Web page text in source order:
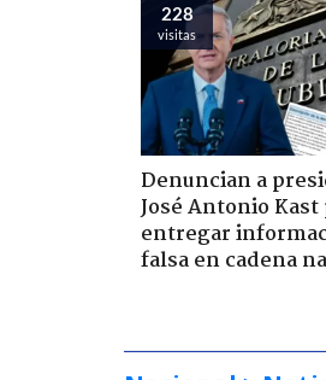
228
visitas
Denuncian a
José Antonio Kast
entregar
falsa en cadena